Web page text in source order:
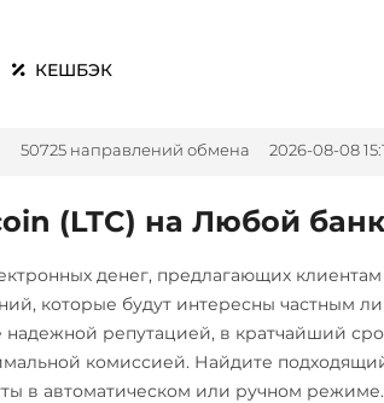
КЕШБЭК
50725 направлений обмена 2026-08-08
(LTC) на Любой банк
денег, предлагающих
которые будут интересны частным
репутацией, в кратчайший
комиссией. Найдите
в автоматическом или ручном режиме.